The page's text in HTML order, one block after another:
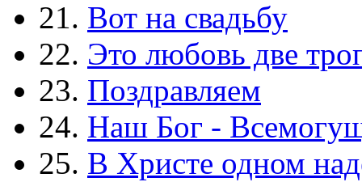
21. Вот на свадьбу
22. Это любовь две
23. Поздравляем
24. Наш Бог -
25. В Христе одном